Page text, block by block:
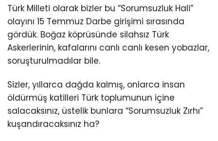
Türk Milleti olarak bizler bu “Sorumsuzluk Hali”
olayını 15 Temmuz Darbe girişimi sırasında
gördük. Boğaz köprüsünde silahsız Türk
Askerlerinin, kafalarını canlı canlı kesen yobazlar,
soruşturulmadılar bile.
Sizler, yıllarca dağda kalmış, onlarca insan
öldürmüş katilleri Türk toplumunun içine
salacaksınız, üstelik bunlara “Sorumsuzluk Zırhı”
kuşandıracaksınız ha?